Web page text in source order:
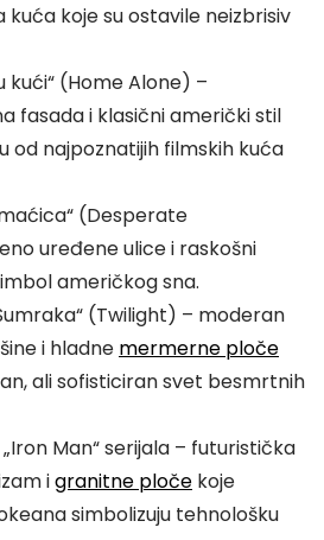
kuća koje su ostavile neizbrisiv
kući“ (Home Alone) –
fasada i klasični američki stil
od najpoznatijih filmskih kuća
(Desperate
uređene ulice i raskošni
američkog sna.
(Twilight) – moderan
i hladne mermerne ploče
ali sofisticiran svet besmrtnih
Man“ serijala – futuristička
igranitne ploče koje
simbolizuju tehnološku